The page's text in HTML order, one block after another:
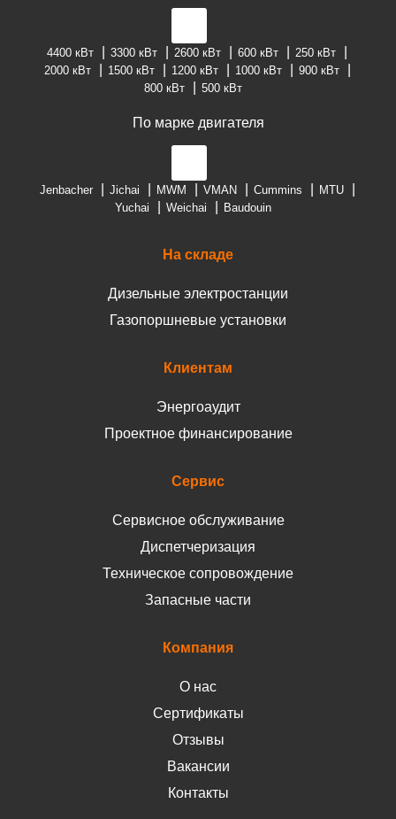
4400 кВт 3300 кВт 2600 кВт 600 кВт
250 кВт
2000 кВт
1500 кВт 1200 кВт 1000 кВт
900 кВт
800 кВт
500 кВт
По марке двигателя
Jenbacher Jichai MWM VMAN Cummins
MTU
Yuchai
Weichai Baudouin
На складе
Дизельные электростанции
Газопоршневые установки
Клиентам
Энергоаудит
Проектное финансирование
Сервис
Сервисное обслуживание
Диспетчеризация
Техническое сопровождение
Запасные части
Компания
О нас
Сертификаты
Отзывы
Вакансии
Контакты